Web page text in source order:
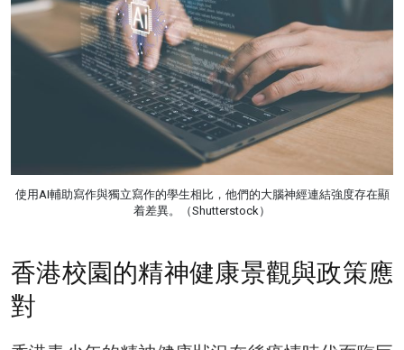
使用AI輔助寫作與獨立寫作的學生相比，他們的大腦神經連結強度存在顯
着差異。（Shutterstock）
香港校園的精神健康景觀與政策應
對